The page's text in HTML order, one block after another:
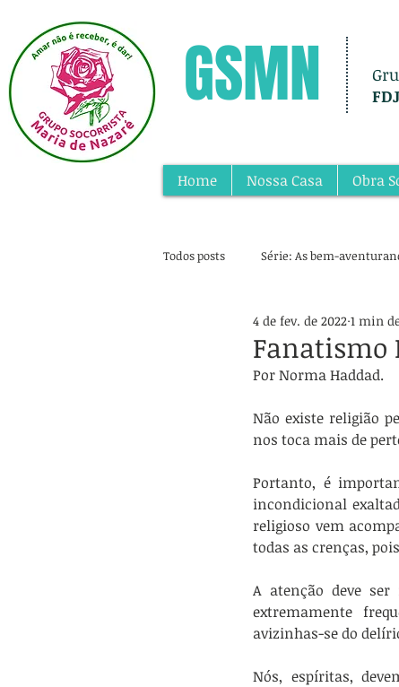
GSMN
Home Nossa Casa Obra
Todos posts Série: As bem-
Fanatismo
4 de fev. de 2022 1 min
Por Norma Haddad.
Não existe religião
nos toca mais de
Portanto, é
incondicional
religioso vem
todas as crenças,
A atenção deve
extremamente
avizinhas-se do
Nós, espíritas,